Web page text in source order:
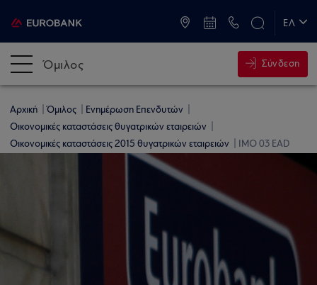
ΕΛ
Όμιλος Σύνδεση
Αρχική Όμιλος
Ενημέρωση Επενδυτών
Οικονομικές καταστάσεις θυγατρικών εταιρειών
Οικονομικές καταστάσεις 2015 θυγατρικών εταιρειών
IMO 03 EAD